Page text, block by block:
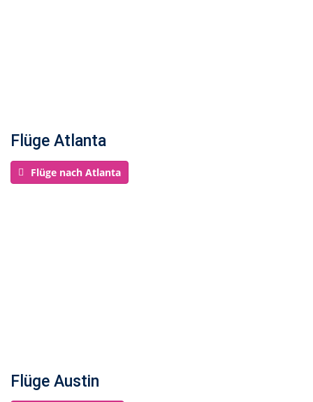
Flüge Atlanta
Flüge nach Atlanta
Flüge Austin